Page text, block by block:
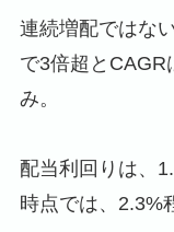
連続増配ではな
で3倍超とCAGR
み。
配当利回りは、
時点では、2.3%